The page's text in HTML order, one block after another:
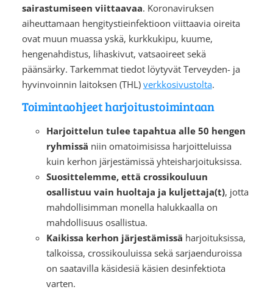
sairastumiseen viittaavaa. Koronaviruksen
aiheuttamaan hengitystieinfektioon viittaavia oireita
ovat muun muassa yskä, kurkkukipu, kuume,
hengenahdistus, lihaskivut, vatsaoireet sekä
päänsärky. Tarkemmat tiedot löytyvät Terveyden- ja
hyvinvoinnin laitoksen (THL) verkkosivustolta.
Toimintaohjeet harjoitustoimintaan
Harjoittelun tulee tapahtua alle 50 hengen
ryhmissä niin omatoimisissa harjoitteluissa
kuin kerhon järjestämissä yhteisharjoituksissa.
Suosittelemme, että crossikouluun
osallistuu vain huoltaja ja kuljettaja(t), jotta
mahdollisimman monella halukkaalla on
mahdollisuus osallistua.
Kaikissa kerhon järjestämissä harjoituksissa,
talkoissa, crossikouluissa sekä sarjaenduroissa
on saatavilla käsidesiä käsien desinfektiota
varten.